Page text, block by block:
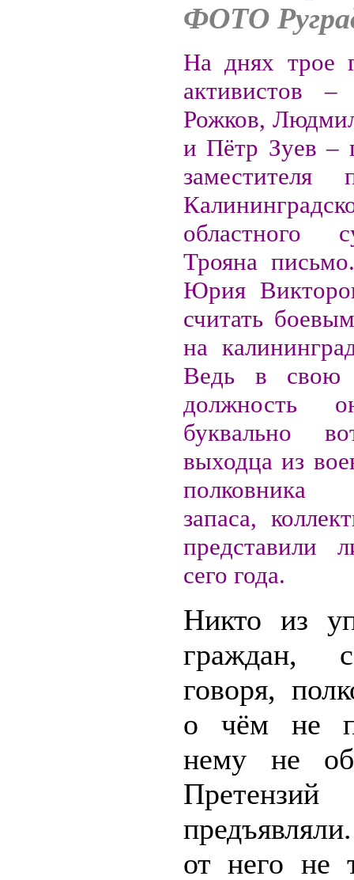
ФОТО
На днях трое
активистов –
Рожков,
и Пётр Зуев –
заместителя
областного
Трояна
Юрия
считать
на
Ведь в свою
должность
буквально
выходца из
запаса,
представили
сего года.
Никто из
граждан,
говоря,
о чём не
нему не
от него не